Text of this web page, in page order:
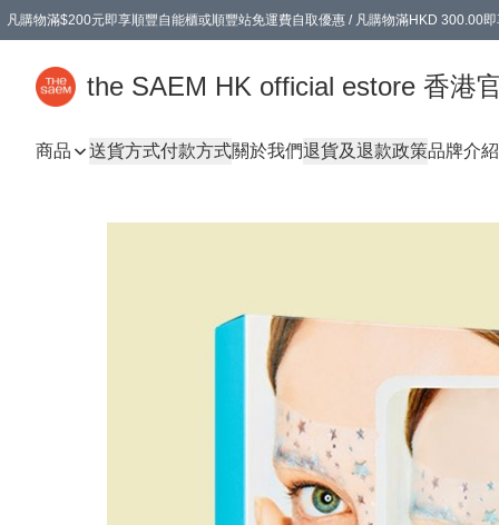
凡購物滿$200元即享順豐自能櫃或順豐站免運費自取優惠 / 凡購物滿HKD 300.00
the SAEM HK official estore 香港
商品 送貨方式付款方式關於我們退貨及退款政策品牌介紹